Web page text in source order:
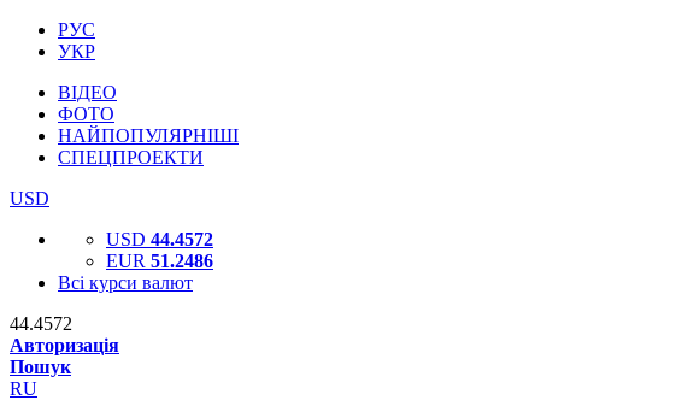
РУС
УКР
ВІДЕО
ФОТО
НАЙПОПУЛЯРНІШІ
СПЕЦПРОЕКТИ
USD
USD 44.4572
EUR 51.2486
Всі курси валют
44.4572
Авторизація
Пошук
RU